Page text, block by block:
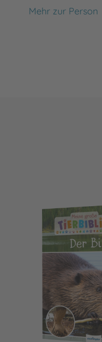
Mehr zur Person
Dr. Jens Poschadel